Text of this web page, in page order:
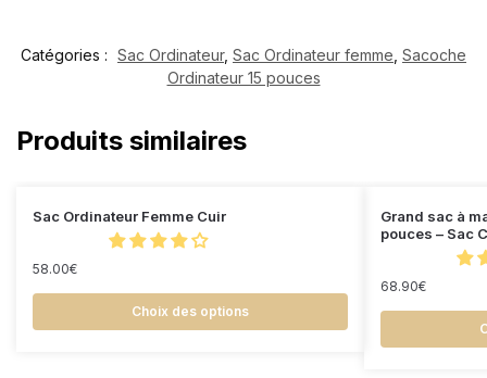
Catégories : Sac Ordinateur, Sac Ordinateur femme, Sacoche
Ordinateur 15 pouces
Produits similaires
Sac Ordinateur Femme Cuir
58.00€
Choix des options
Grand sac à
pouces – Sac
68.90€